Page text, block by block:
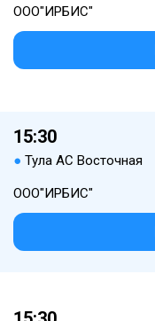
ООО"ИРБИС"
15:30
● Тула АС Восточная
ООО"ИРБИС"